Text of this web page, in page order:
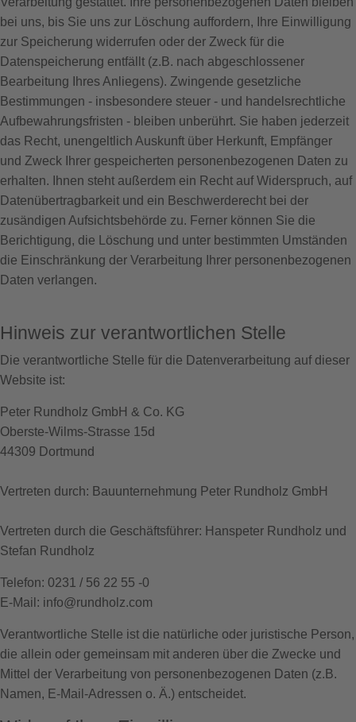
bei uns, bis Sie uns zur Löschung auffordern, Ihre Einwilligung
zur Speicherung widerrufen oder der Zweck für die
Datenspeicherung entfällt (z.B. nach abgeschlossener
Bearbeitung Ihres Anliegens). Zwingende gesetzliche
Bestimmungen - insbesondere steuer - und handelsrechtliche
Aufbewahrungsfristen - bleiben unberührt. Sie haben jederzeit
das Recht, unengeltlich Auskunft über Herkunft, Empfänger
und Zweck Ihrer gespeicherten personenbezogenen Daten zu
erhalten. Ihnen steht außerdem ein Recht auf Widerspruch, auf
Datenübertragbarkeit und ein Beschwerderecht bei der
zusändigen Aufsichtsbehörde zu. Ferner können Sie die
Berichtigung, die Löschung und unter bestimmten Umständen
die Einschränkung der Verarbeitung Ihrer personenbezogenen
Daten verlangen.
Hinweis zur verantwortlichen Stelle
Die verantwortliche Stelle für die Datenverarbeitung auf dieser
Website ist:
Peter Rundholz GmbH & Co. KG
Oberste-Wilms-Strasse 15d
44309 Dortmund
Vertreten durch: Bauunternehmung Peter Rundholz GmbH
Vertreten durch die Geschäftsführer: Hanspeter Rundholz und
Stefan Rundholz
Telefon: 0231 / 56 22 55 -0
E-Mail: info@rundholz.com
Verantwortliche Stelle ist die natürliche oder juristische Person,
die allein oder gemeinsam mit anderen über die Zwecke und
Mittel der Verarbeitung von personenbezogenen Daten (z.B.
Namen, E-Mail-Adressen o. Ä.) entscheidet.